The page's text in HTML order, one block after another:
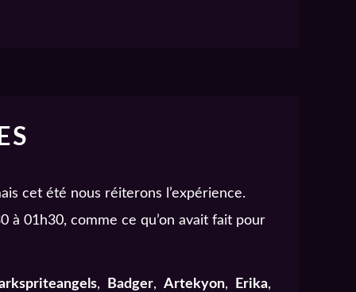
cet été nous réiterons l’expérience.
à 01h30, comme ce qu’on avait fait pour
, Badger, Artekyon, Erika,